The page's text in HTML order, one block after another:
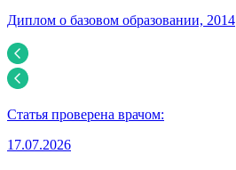
Диплом о базовом образовании, 2014
Статья проверена врачом:
17.07.2026